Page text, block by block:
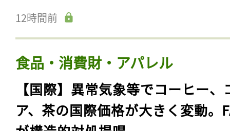
12時間前
食品・消費財・アパレル
【国際】異常気象等でコーヒー、
ア、茶の国際価格が大きく変動。